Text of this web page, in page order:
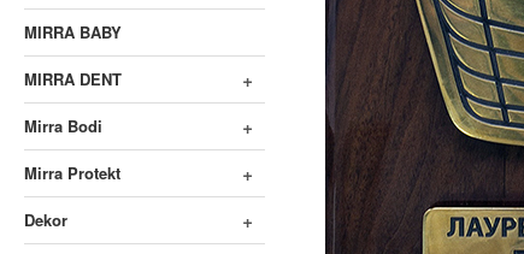
MIRRA BABY
+
MIRRA DENT
+
Mirra Bodi
+
Mirra Protekt
+
Dekor